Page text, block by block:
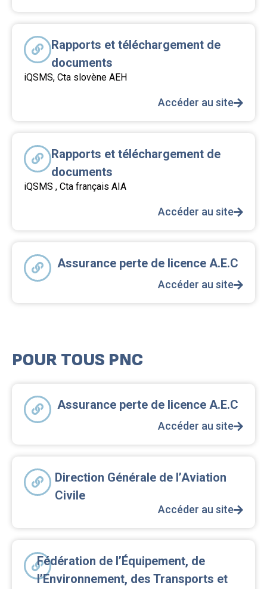
Rapports et téléchargement de
documents
iQSMS, Cta slovène AEH
Accéder au site
Rapports et téléchargement de
documents
iQSMS , Cta français AIA
Accéder au site
Assurance perte de licence A.E.C
Accéder au site
POUR TOUS PNC
Assurance perte de licence A.E.C
Accéder au site
Direction Générale de l’Aviation
Civile
Accéder au site
Fédération de l’Équipement, de
l’Environnement, des Transports et